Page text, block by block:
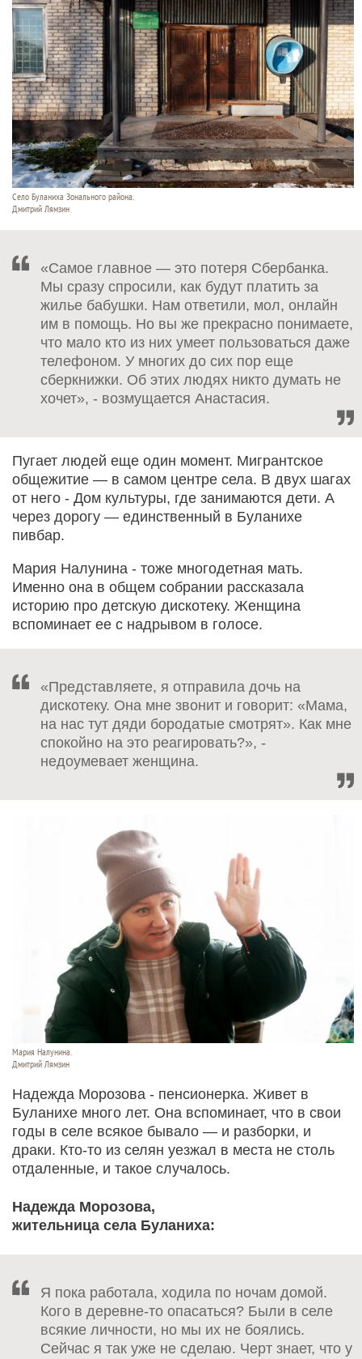
Село Буланиха Зонального района.
Дмитрий Лямзин
«Самое главное — это потеря Сбербанка.
Мы сразу спросили, как будут платить за
жилье бабушки. Нам ответили, мол, онлайн
им в помощь. Но вы же прекрасно понимаете,
что мало кто из них умеет пользоваться даже
телефоном. У многих до сих пор еще
сберкнижки. Об этих людях никто думать не
хочет», - возмущается Анастасия.
Пугает людей еще один момент. Мигрантское
общежитие — в самом центре села. В двух шагах
от него - Дом культуры, где занимаются дети. А
через дорогу — единственный в Буланихе
пивбар.
Мария Налунина - тоже многодетная мать.
Именно она в общем собрании рассказала
историю про детскую дискотеку. Женщина
вспоминает ее с надрывом в голосе.
«Представляете, я отправила дочь на
дискотеку. Она мне звонит и говорит: «Мама,
на нас тут дяди бородатые смотрят». Как мне
спокойно на это реагировать?», -
недоумевает женщина.
Мария Налунина.
Дмитрий Лямзин
Надежда Морозова - пенсионерка. Живет в
Буланихе много лет. Она вспоминает, что в свои
годы в селе всякое бывало — и разборки, и
драки. Кто-то из селян уезжал в места не столь
отдаленные, и такое случалось.
Надежда Морозова,
жительница села Буланиха:
Я пока работала, ходила по ночам домой.
Кого в деревне-то опасаться? Были в селе
всякие личности, но мы их не боялись.
Сейчас я так уже не сделаю. Черт знает, что у